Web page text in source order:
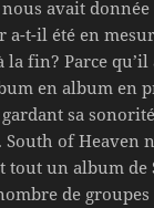
avait donnée
a-t-il été en
la fin? Parce
en album en
sa
of Heaven
tout un album de
de